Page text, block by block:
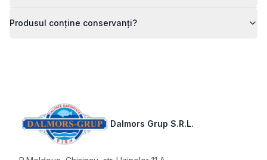
Produsul conține conservanți?
Dalmors Grup S.R.L.